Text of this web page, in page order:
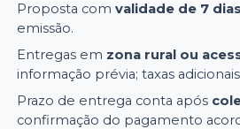
Proposta comvalidade de 7 dias
emissão.
Entregas em zona rural ou
informação prévia; taxas
Prazo de entrega conta após
confirmação do pagamento